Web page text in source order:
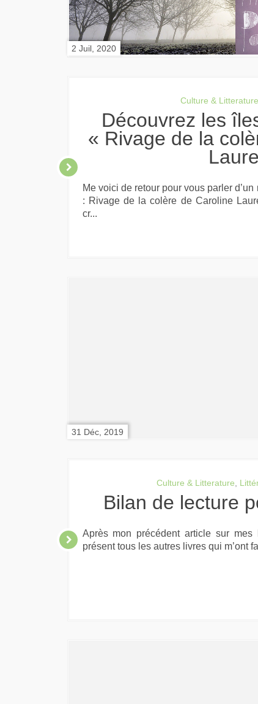
2 Juil, 2020
Culture & Litterature
Découvrez les îles Chagos avec
« Rivage de la
Me voici de retour pour vous parler
: Rivage de la colère de Caroline
cr...
31 Déc, 2019
Culture & Litterature
Bilan de lecture
Après mon précédent article sur
présent tous les autres livres qui m’ont